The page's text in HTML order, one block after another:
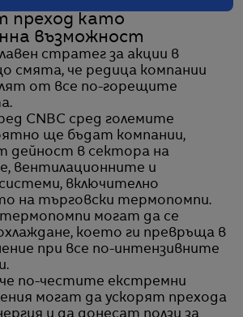
преход като
възможност
стратег за акции в
смята, че редица компании
от все по-горещите
CNBC сред големите
ще бъдат компании,
дейност в сектора на
вентилационните и
включително
на търговски термопомпи.
могат да се
което ги превръща в
при все по-интензивните
по-честите екстремни
могат да ускорят прехода